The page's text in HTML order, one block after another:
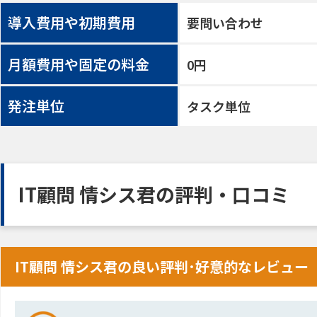
導入費用や初期費用 要問い合わせ
月額費用や固定の料金 0円
発注単位 タスク単位
IT顧問 情シス君の評判・口コミ
IT顧問 情シス君の良い評判･好意的なレビュー